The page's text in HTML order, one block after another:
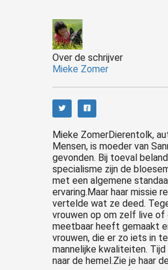
Over de schrijver
Mieke Zomer
Mieke ZomerDierentolk,
Mensen, is moeder van
gevonden. Bij toeval
specialisme zijn de
met een algemene
ervaring.Maar haar missie
vertelde wat ze deed.
vrouwen op om zelf live
meetbaar heeft gemaakt
vrouwen, die er zo iets in
mannelijke kwaliteiten.
naar de hemel.Zie je haar